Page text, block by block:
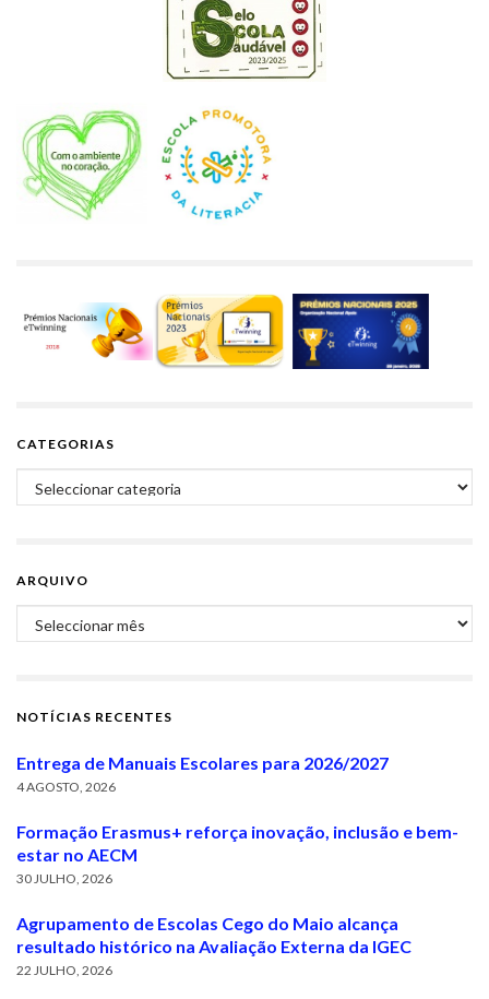
CATEGORIAS
Categorias
ARQUIVO
Arquivo
NOTÍCIAS RECENTES
Entrega de Manuais Escolares para 2026/2027
4 AGOSTO, 2026
Formação Erasmus+ reforça inovação, inclusão e bem-
estar no AECM
30 JULHO, 2026
Agrupamento de Escolas Cego do Maio alcança
resultado histórico na Avaliação Externa da IGEC
22 JULHO, 2026